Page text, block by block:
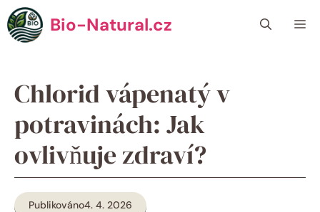
Přeskočit
na
obsah
Bio-Natural.cz
Chlorid vápenatý v
potravinách: Jak
ovlivňuje zdraví?
Publikováno4. 4. 2026